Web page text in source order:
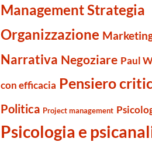
Management Strategia
Organizzazione
Narrativa Negoziare Paul
con efficacia Pensiero
Politica Project management
Psicologia e